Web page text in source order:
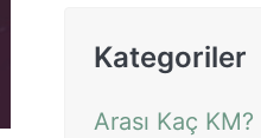
Kategoriler
Arası Kaç KM?